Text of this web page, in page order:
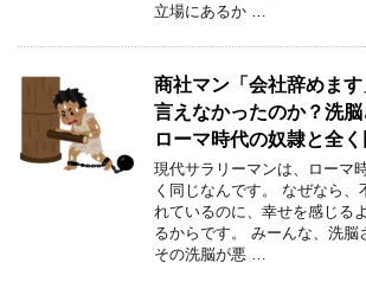
立場にあるか …
商社マン「会社辞めま
言えなかったのか？洗脳
ローマ時代の奴隷と全く
現代サラリーマンは、ローマ
く同じなんです。 なぜなら、
れているのに、幸せを感じる
るからです。 みーんな、洗脳
その洗脳が悪 …